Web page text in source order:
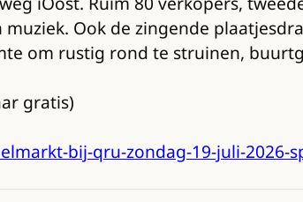
Ook de zingende
om rustig rond te struinen,
gratis)
bij-qru-zondag-19-juli-2026-